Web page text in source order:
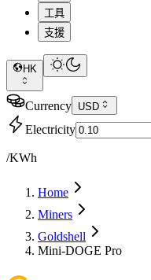
工具
支援
HK
Currency USD
Electricity
/KWh
Home
Miners
Goldshell
Mini-DOGE Pro